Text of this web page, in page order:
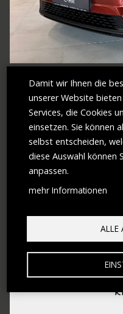
TOYOTA
TOYOTA C-HR+
Antrieb
Leistung
Hubraum
Getriebe
€ 42.890,–
Damit wir Ihnen die
unserer Website
Services, die Cookies
einsetzen. Sie können
selbst entscheiden,
diese Auswahl können
anpassen.
mehr Informationen
ALLE